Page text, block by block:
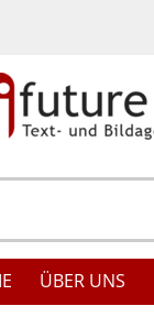
ÜBER UNS